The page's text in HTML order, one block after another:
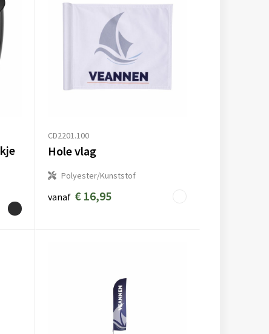
CD2201.100
Hole vlag
Polyester/Kunststof
vanaf € 16,95